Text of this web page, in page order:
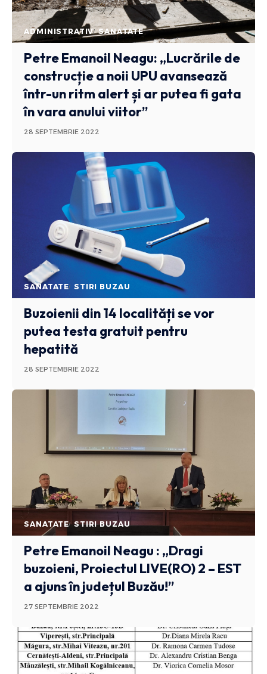
ADMINISTRATIV SANATATE
Petre Emanoil Neagu: „Lucrările de
construcție a noii UPU avansează
într-un ritm alert și ar putea fi gata
în vara anului viitor”
28 SEPTEMBRIE 2022
SANATATE STIRI BUZAU
Buzoienii din 14 localități se vor
putea testa gratuit pentru
hepatită
28 SEPTEMBRIE 2022
SANATATE STIRI BUZAU
Petre Emanoil Neagu : „Dragi
buzoieni, Proiectul LIVE(RO) 2 – EST
a ajuns în județul Buzău!”
27 SEPTEMBRIE 2022